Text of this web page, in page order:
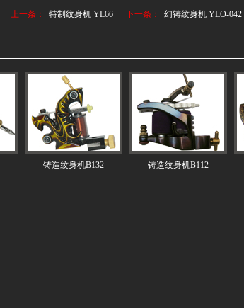
上一条： 特制纹身机 YL66 下一条： 幻铸纹身机 YLO-042
铸造纹身机B132 铸造纹身机B112